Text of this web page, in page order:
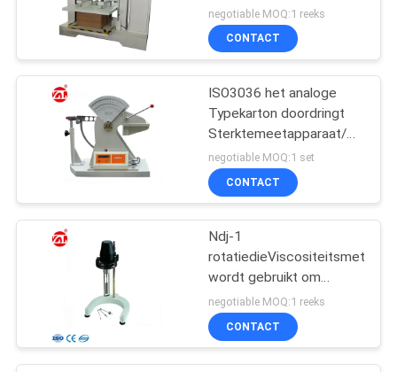
de machine van de
metaaldetector
Milieu testkamer
Verbrijzelingscompressie
het Bestand
Meetapparaat
negotiable MOQ:1 reeks
CONTACT
ISO3036 het analoge
Typekarton doordringt
Sterktemeetapparaat/Anti
- stel Prestaties bloot
negotiable MOQ:1 set
CONTACT
Ndj-1
rotatiedieViscositeitsmeter
wordt gebruikt om
Vet/Verf/Inkt/Voedsel/Drugs
te meten
negotiable MOQ:1 reeks
CONTACT